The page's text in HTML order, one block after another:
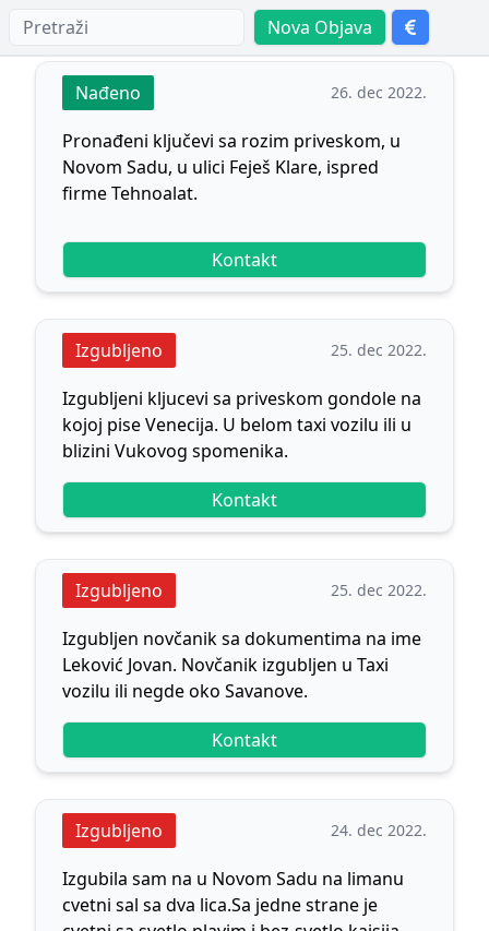
Nova Objava
Nađeno 26. dec 2022.
Pronađeni ključevi sa rozim priveskom, u
Novom Sadu, u ulici Feješ Klare, ispred
firme Tehnoalat.
Kontakt
Izgubljeno 25. dec 2022.
Izgubljeni kljucevi sa priveskom gondole na
kojoj pise Venecija. U belom taxi vozilu ili u
blizini Vukovog spomenika.
Kontakt
Izgubljeno 25. dec 2022.
Izgubljen novčanik sa dokumentima na ime
Leković Jovan. Novčanik izgubljen u Taxi
vozilu ili negde oko Savanove.
Kontakt
Izgubljeno 24. dec 2022.
Izgubila sam na u Novom Sadu na limanu
cvetni sal sa dva lica.Sa jedne strane je